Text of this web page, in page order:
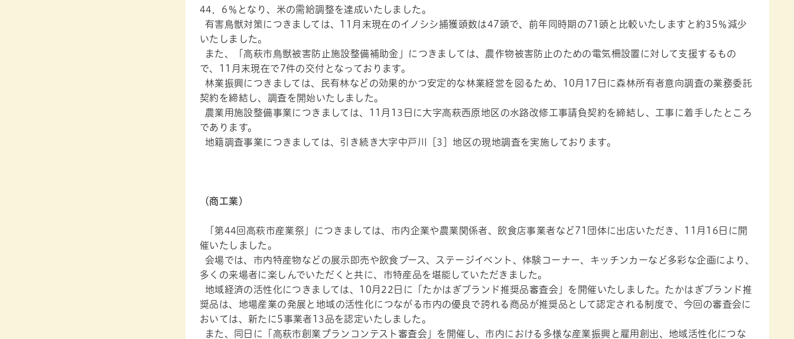
44．6％となり、米の需給調整を達成いたしました。
有害鳥獣対策につきましては、11月末現在のイノシシ捕獲頭数は47頭で、前年同時期の71頭と比較いたしますと約35％減少
いたしました。
また、「高萩市鳥獣被害防止施設整備補助金」につきましては、農作物被害防止のための電気柵設置に対して支援するもの
で、11月末現在で7件の交付となっております。
林業振興につきましては、民有林などの効果的かつ安定的な林業経営を図るため、10月17日に森林所有者意向調査の業務委託
契約を締結し、調査を開始いたしました。
農業用施設整備事業につきましては、11月13日に大字高萩西原地区の水路改修工事請負契約を締結し、工事に着手したところ
であります。
地籍調査事業につきましては、引き続き大字中戸川［3］地区の現地調査を実施しております。
（商工業）
「第44回高萩市産業祭」につきましては、市内企業や農業関係者、飲食店事業者など71団体に出店いただき、11月16日に開
催いたしました。
会場では、市内特産物などの展示即売や飲食ブース、ステージイベント、体験コーナー、キッチンカーなど多彩な企画により、
多くの来場者に楽しんでいただくと共に、市特産品を堪能していただきました。
地域経済の活性化につきましては、10月22日に「たかはぎブランド推奨品審査会」を開催いたしました。たかはぎブランド推
奨品は、地場産業の発展と地域の活性化につながる市内の優良で誇れる商品が推奨品として認定される制度で、今回の審査会に
おいては、新たに5事業者13品を認定いたしました。
また、同日に「高萩市創業プランコンテスト審査会」を開催し、市内における多様な産業振興と雇用創出、地域活性化につな